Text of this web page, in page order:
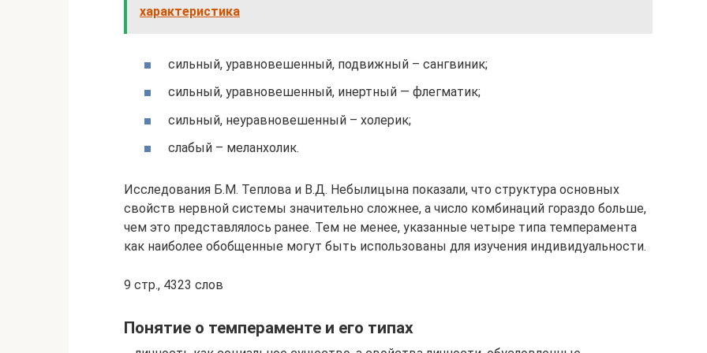
характеристика
сильный, уравновешенный, подвижный – сангвиник;
сильный, уравновешенный, инертный — флегматик;
сильный, неуравновешенный – холерик;
слабый – меланхолик.
Исследования Б.М. Теплова и В.Д. Небылицына показали, что структура основных
свойств нервной системы значительно сложнее, а число комбинаций гораздо больше,
чем это представлялось ранее. Тем не менее, указанные четыре типа темперамента
как наиболее обобщенные могут быть использованы для изучения индивидуальности.
9 стр., 4323 слов
Понятие о темпераменте и его типах